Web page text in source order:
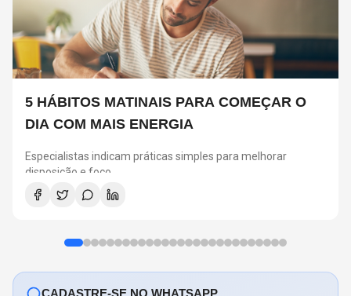
5 HÁBITOS MATINAIS PARA COMEÇAR O
DIA COM MAIS ENERGIA
Especialistas indicam práticas simples para melhorar
disposição e foco
CADASTRE-SE NO WHATSAPP